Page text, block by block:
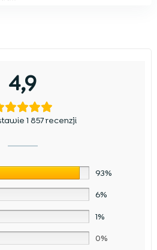
4,9
1 857 recenzji
93%
6%
1%
0%